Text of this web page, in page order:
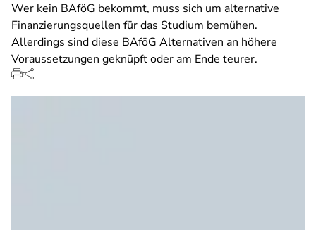
Wer kein BAföG bekommt, muss sich um alternative
Finanzierungsquellen für das Studium bemühen.
Allerdings sind diese BAföG Alternativen an höhere
Voraussetzungen geknüpft oder am Ende teurer.